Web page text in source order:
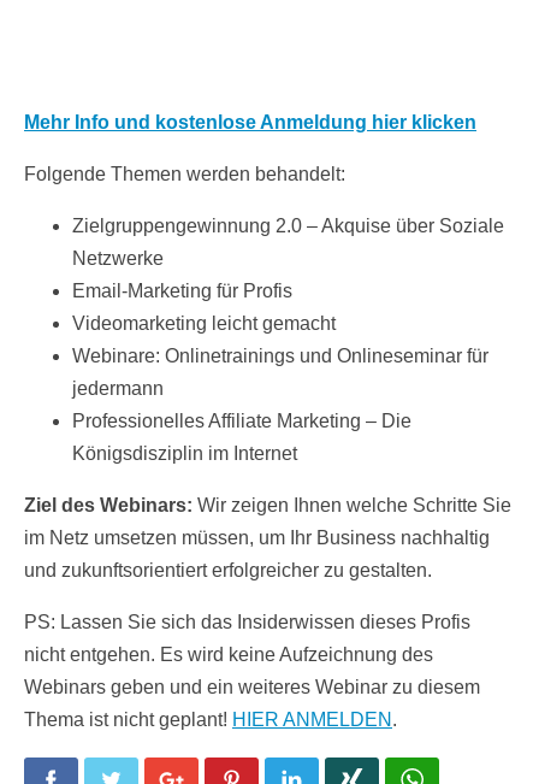
Mehr Info und kostenlose Anmeldung hier klicken
Folgende Themen werden behandelt:
Zielgruppengewinnung 2.0 – Akquise über Soziale
Netzwerke
Email-Marketing für Profis
Videomarketing leicht gemacht
Webinare: Onlinetrainings und Onlineseminar für
jedermann
Professionelles Affiliate Marketing – Die
Königsdisziplin im Internet
Ziel des Webinars: Wir zeigen Ihnen welche Schritte Sie
im Netz umsetzen müssen, um Ihr Business nachhaltig
und zukunftsorientiert erfolgreicher zu gestalten.
PS: Lassen Sie sich das Insiderwissen dieses Profis
nicht entgehen. Es wird keine Aufzeichnung des
Webinars geben und ein weiteres Webinar zu diesem
Thema ist nicht geplant! HIER ANMELDEN .